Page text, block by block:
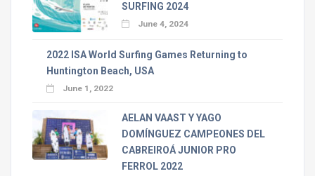
SURFING 2024
June 4, 2024
2022 ISA World Surfing Games Returning to
Huntington Beach, USA
June 1, 2022
AELAN VAAST Y YAGO
DOMÍNGUEZ CAMPEONES DEL
CABREIROÁ JUNIOR PRO
FERROL 2022